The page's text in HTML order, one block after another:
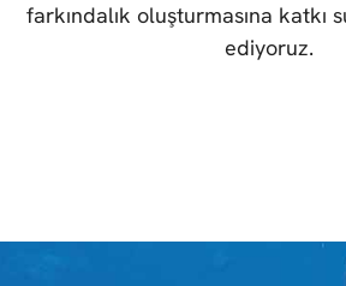
farkındalık oluşturmasına katkı
ediyoruz.